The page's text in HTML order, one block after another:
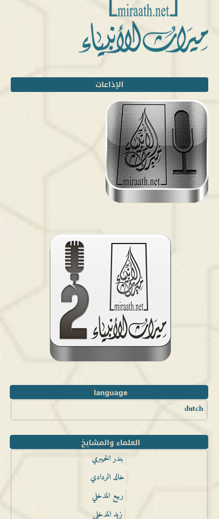
الإذاعات
language
dutch
العلماء والمشايخ
بندر الخيبري
خالد الردادي
ربيع المدخلي
زيد المدخلي